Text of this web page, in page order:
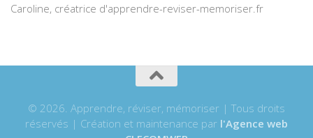
Caroline, créatrice d'apprendre-reviser-memoriser.fr
© 2026. Apprendre, réviser, mémoriser | Tous droits
réservés | Création et maintenance par l'Agence web